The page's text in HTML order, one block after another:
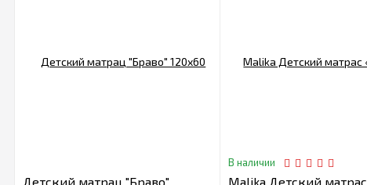
Детский матрац "Браво"
В наличии
Malika Детский матрас